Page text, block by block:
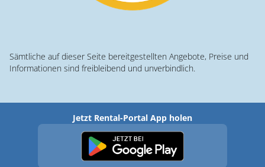
Sämtliche auf dieser Seite bereitgestellten Angebote, Preise und
Informationen sind freibleibend und unverbindlich.
Jetzt Rental-Portal App holen